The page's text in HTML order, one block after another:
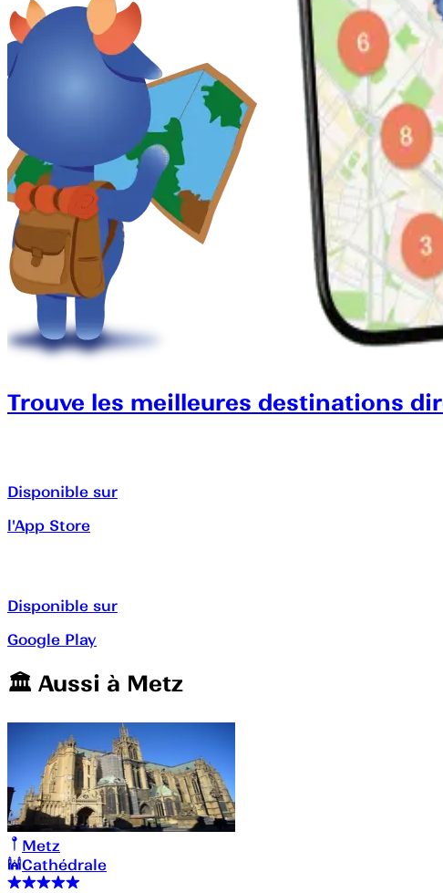
Trouve les meilleures destinations
Disponible sur
l'App Store
Disponible sur
Google Play
🏛️️ Aussi à Metz
Metz
Cathédrale